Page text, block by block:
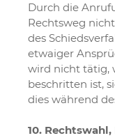
Durch die
Rechtsweg
des
etwaiger
wird nicht tätig,
beschritten ist,
dies während
10.